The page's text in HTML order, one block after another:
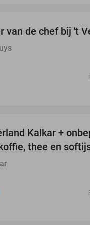
van de chef bij 't
Kalkar +
thee en